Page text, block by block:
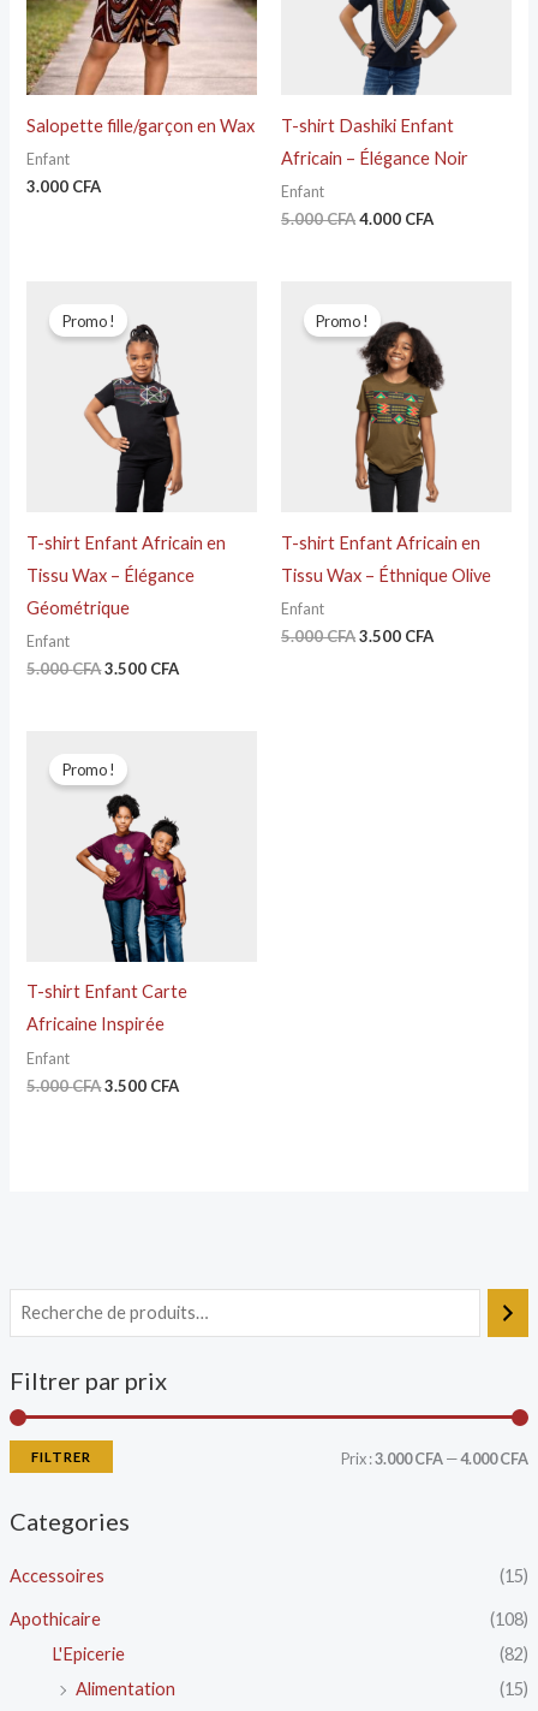
Filtrer par prix
FILTRER Prix :3.000 CFA—4.000 CFA
Categories
Accessoires (15)
Apothicaire
(108)
L'Epicerie
(82)
Alimentation
(15)
Salopette fille/garçon en Wax
Enfant
3.000 CFA
T-shirt Dashiki Enfant
Africain – Élégance Noir
Enfant
5.000CFA4.000 CFA
Promo !
T-shirt Enfant Africain en
Tissu Wax – Élégance
Géométrique
Enfant
5.000CFA
prix
initial
était :
5.000 CFA.
3.500 CFA
Promo !
T-shirt Enfant Africain en
Tissu Wax – Éthnique Olive
Enfant
5.000CFA
prix
initial
était :
5.000 CFA.
3.500 CFA
est :
3.500 CFA.
Promo !
T-shirt Enfant Carte
Africaine Inspirée
Enfant
5.000CFA
prix
initial
était :
5.000 CFA.
3.500 CFA